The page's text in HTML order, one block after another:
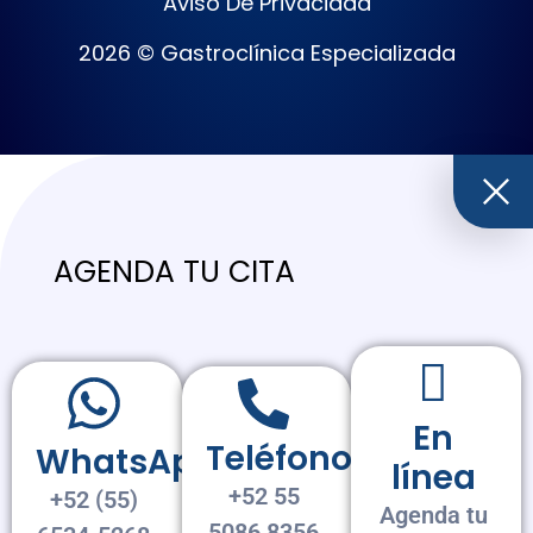
2026 © Gastroclínica Especializada
AGENDA TU CITA
WhatsApp
+52 (55)
Teléfono
+52 55
En
línea
Agenda tu